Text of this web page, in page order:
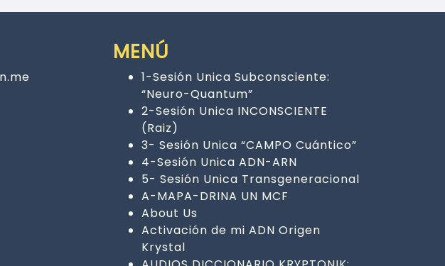
MENÚ
1-Sesión Unica Subconsciente:
“Neuro-Quantum”
2-Sesión Unica INCONSCIENTE
(Raiz)
3- Sesión Unica “CAMPO Cuántico”
4-Sesión Unica ADN-ARN
5- Sesión Unica Transgeneracional
A-MAPA-DRINA UN MCF
About Us
Activación de mi ADN Origen
Krystal